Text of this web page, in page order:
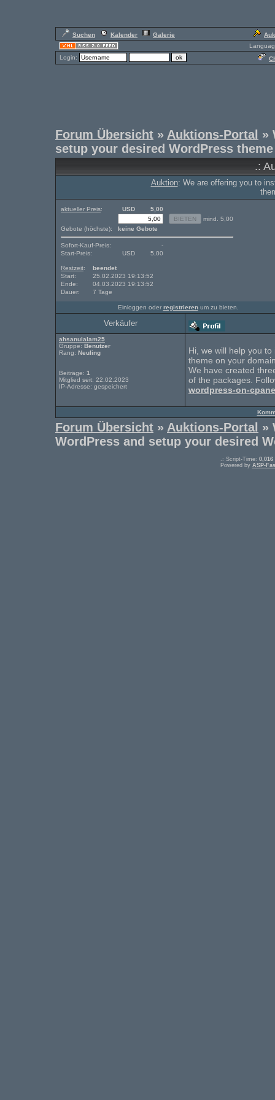
Suchen Kalender Galerie
Login:
Forum Übersicht » Auktions-Portal »
setup your desired WordPress
.:
Auktion: We are offering you to
aktueller Preis: USD
5,00
mind. 5,00
Gebote (höchste):
keine Gebote
Sofort-Kauf-Preis:
-
Start-Preis:
USD 5,00
Restzeit:
beendet
Start:
25.02.2023 19:13:52
Ende:
04.03.2023 19:13:52
Dauer:
7 Tage
Einloggen oder registrierenum zu bieten.
Verkäufer
ahsanulalam25
Gruppe: Benutzer
Rang: Neuling
Beiträge: 1
Mitglied seit: 22.02.2023
IP-Adresse: gespeichert
Hi, we will help you
theme on your
We have created
of the packages.
wordpress-on-
Forum Übersicht » Auktions-Portal »
WordPress and setup your desired
.: Script-Time: 0,016
Powered by ASP-